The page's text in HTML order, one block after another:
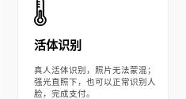
活体识别
真人活体识别，照片无法蒙混；
强光直照下，也可以正常识别人
脸，完成支付。